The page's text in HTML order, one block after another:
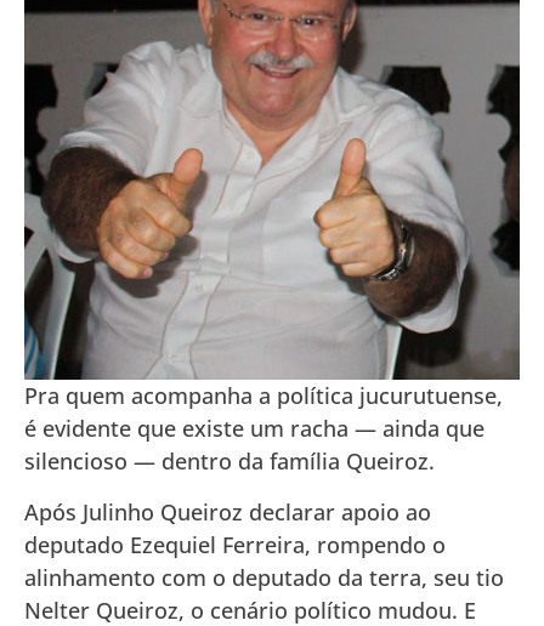
Pra quem acompanha a política jucurutuense,
é evidente que existe um racha — ainda que
silencioso — dentro da família Queiroz.
Após Julinho Queiroz declarar apoio ao
deputado Ezequiel Ferreira, rompendo o
alinhamento com o deputado da terra, seu tio
Nelter Queiroz, o cenário político mudou. E